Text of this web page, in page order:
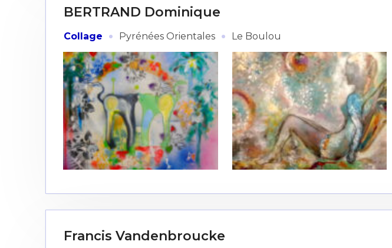
Prénom
Statut / Organisation
J'accepte les termes et conditions
Adresse email*
Nom
Prénom
Statut / Organisation
J'accepte lestermes et conditions
BERTRAND Dominique
Collage · Pyrénées Orientales · Le Boulou
Francis Vandenbroucke